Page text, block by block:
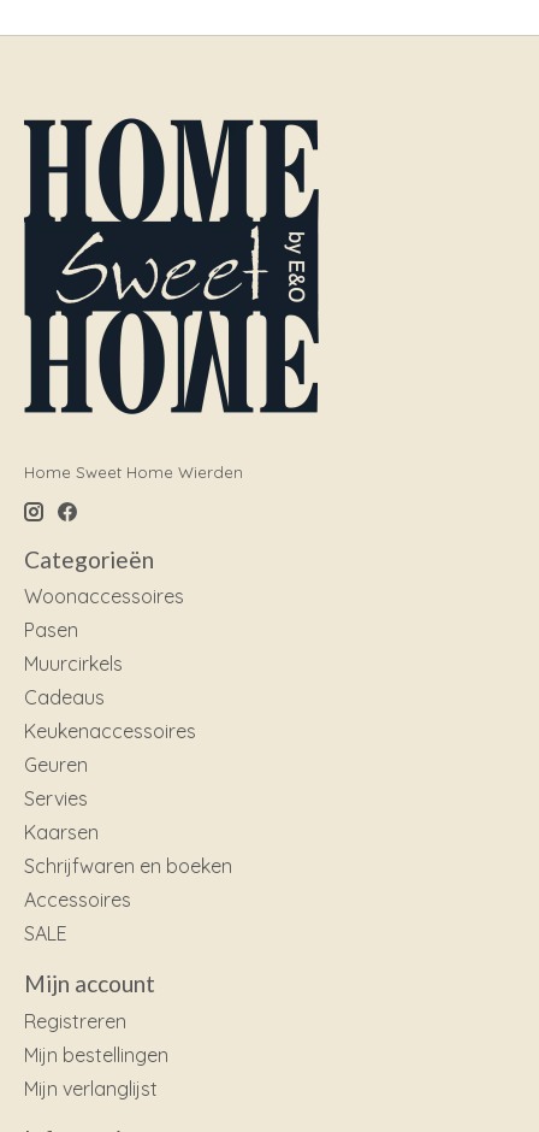
Home Sweet Home Wierden
Categorieën
Woonaccessoires
Pasen
Muurcirkels
Cadeaus
Keukenaccessoires
Geuren
Servies
Kaarsen
Schrijfwaren en boeken
Accessoires
SALE
Mijn account
Registreren
Mijn bestellingen
Mijn verlanglijst